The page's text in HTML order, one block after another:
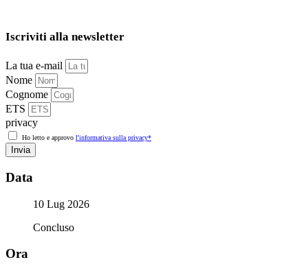
Iscriviti alla newsletter
La tua e-mail
Nome
Cognome
ETS
privacy
Ho letto e approvo l'informativa sulla privacy*
Invia
Data
10 Lug 2026
Concluso
Ora